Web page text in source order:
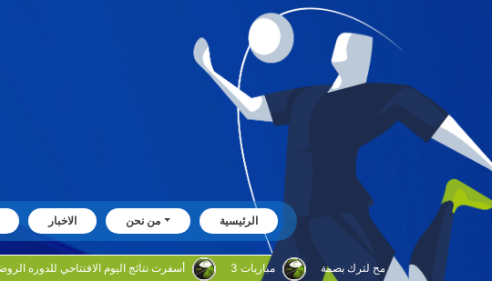
الاخبار من نحن الرئيسية
أسفرت نتائج اليوم الافتتاحي للدوره الروضان 3 مباريات